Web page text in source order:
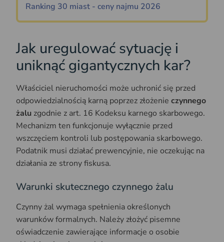
Ranking 30 miast - ceny najmu 2026
Jak uregulować sytuację i
uniknąć gigantycznych kar?
Właściciel nieruchomości może uchronić się przed
odpowiedzialnością karną poprzez złożenie czynnego
żalu zgodnie z art. 16 Kodeksu karnego skarbowego.
Mechanizm ten funkcjonuje wyłącznie przed
wszczęciem kontroli lub postępowania skarbowego.
Podatnik musi działać prewencyjnie, nie oczekując na
działania ze strony fiskusa.
Warunki skutecznego czynnego żalu
Czynny żal wymaga spełnienia określonych
warunków formalnych. Należy złożyć pisemne
oświadczenie zawierające informacje o osobie